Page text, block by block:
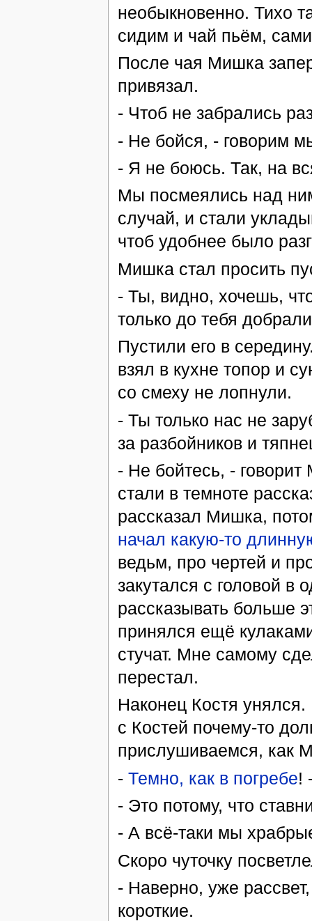
необыкновенно. Тихо
сидим и чай пьём,
После чая Мишка
привязал.
- Чтоб не забрались
- Не бойся, - говорим
- Я не боюсь. Так, на
Мы посмеялись над
случай, и стали
чтоб удобнее было
Мишка стал просить
- Ты, видно, хочешь,
только до тебя
Пустили его в
взял в кухне топор и
со смеху не лопнули.
- Ты только нас не
за разбойников и
- Не бойтесь, -
стали в темноте
рассказал Мишка,
начал какую-то
ведьм, про чертей и
закутался с головой в
рассказывать больше
принялся ещё
стучат. Мне самому
перестал.
Наконец Костя
с Костей почему-то
прислушиваемся, как
- Темно, как в погребе!
- Это потому, что
- А всё-таки мы
Скоро чуточку
- Наверно, уже
короткие.